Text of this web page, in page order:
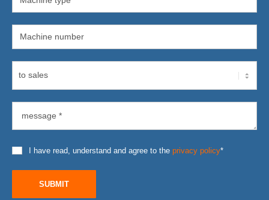
I have read, understand and agree to the privacy policy*
SUBMIT